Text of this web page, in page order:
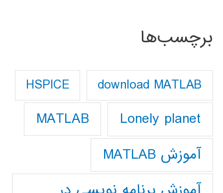
برچسب‌ها
download MATLAB
HSPICE
Lonely planet
MATLAB
آموزش MATLAB